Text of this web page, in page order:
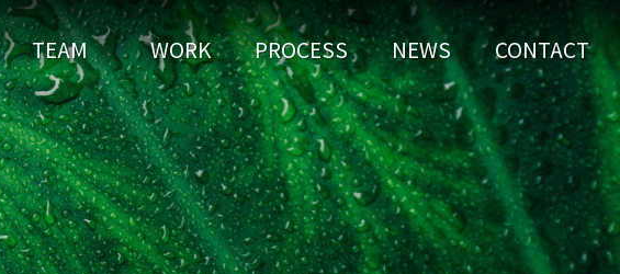
TEAM WORK PROCESS NEWS CONTACT